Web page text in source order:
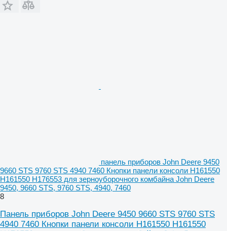
панель приборов John Deere 9450
9660 STS 9760 STS 4940 7460 Кнопки панели консоли H161550
H161550 H176553 для зерноуборочного комбайна John Deere
9450, 9660 STS, 9760 STS, 4940, 7460
8
Панель приборов John Deere 9450 9660 STS 9760 STS
4940 7460 Кнопки панели консоли H161550 H161550